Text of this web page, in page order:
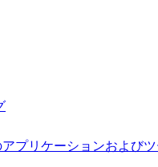
プリケーションおよび